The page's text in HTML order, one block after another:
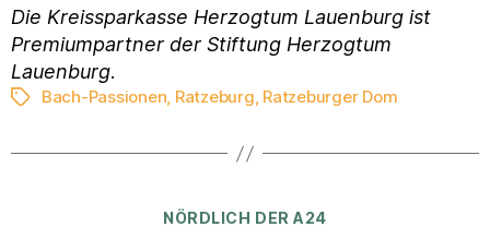
Die Kreissparkasse Herzogtum Lauenburg ist
Premiumpartner der Stiftung Herzogtum
Lauenburg.
Schlagwörter
Bach-Passionen, Ratzeburg, Ratzeburger Dom
Kategorien
NÖRDLICH DER A24